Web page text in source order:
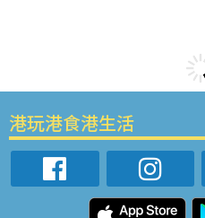
港玩港食港生活